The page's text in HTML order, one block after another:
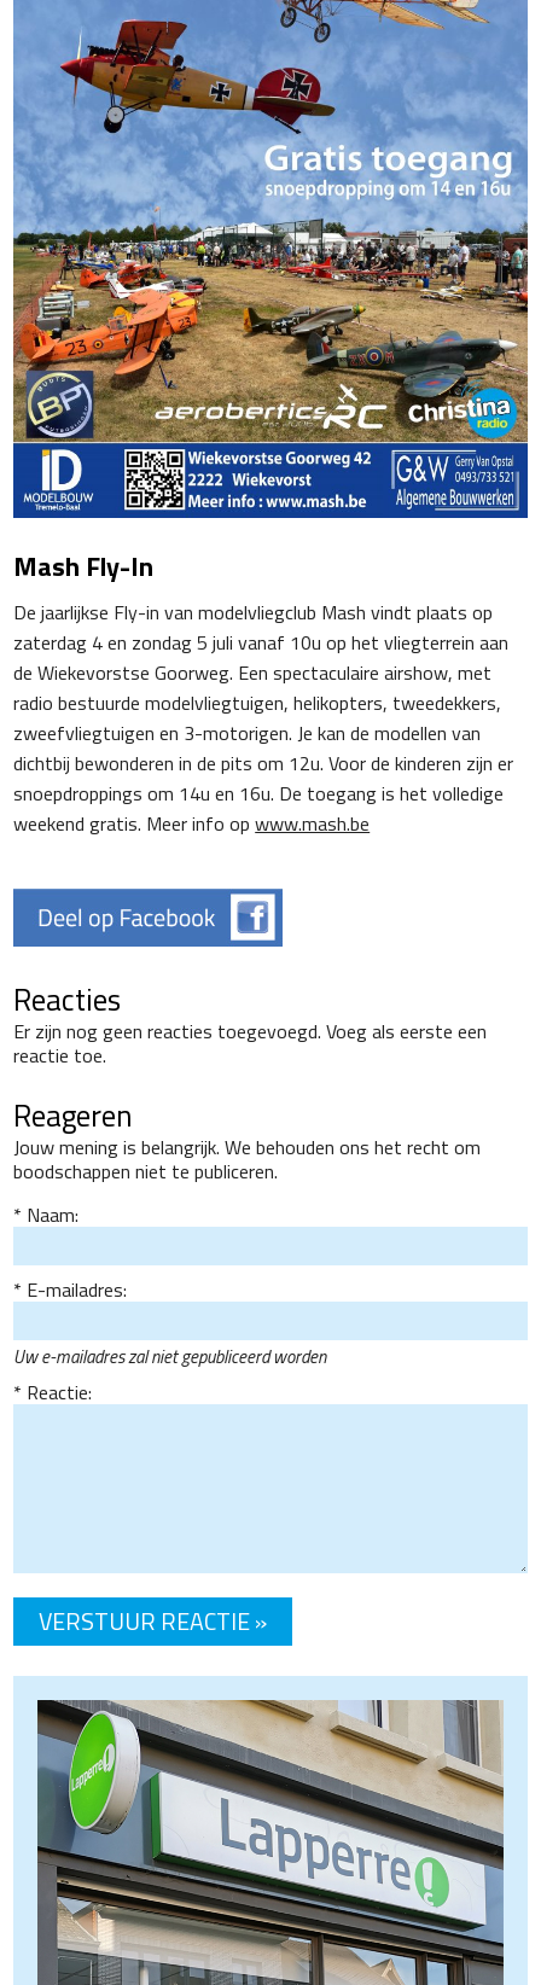
Mash Fly-In
De jaarlijkse Fly-in van modelvliegclub Mash vindt plaats op
zaterdag 4 en zondag 5 juli vanaf 10u op het vliegterrein aan
de Wiekevorstse Goorweg. Een spectaculaire airshow, met
radio bestuurde modelvliegtuigen, helikopters, tweedekkers,
zweefvliegtuigen en 3-motorigen. Je kan de modellen van
dichtbij bewonderen in de pits om 12u. Voor de kinderen zijn er
snoepdroppings om 14u en 16u. De toegang is het volledige
weekend gratis. Meer info opwww.mash.be
Reacties
Er zijn nog geen reacties toegevoegd. Voeg als eerste een
reactie toe.
Reageren
Jouw mening is belangrijk. We behouden ons het recht om
boodschappen niet te publiceren.
Naam:
E-mailadres:
Uw e-mailadres zal niet gepubliceerd worden
Reactie: